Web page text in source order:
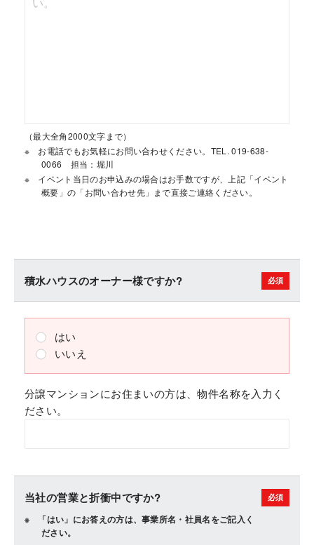
（最大全角2000文字まで）
お電話でもお気軽にお問い合わせください。TEL. 019-638-
0066 担当：堀川
イベント当日のお申込みの場合はお手数ですが、上記「イベント
概要」の「お問い合わせ先」まで直接ご連絡ください。
積水ハウスのオーナー様ですか?
はい
いいえ
分譲マンションにお住まいの方は、物件名称を入力く
ださい。
当社の営業と折衝中ですか?
「はい」にお答えの方は、事業所名・社員名をご記入く
ださい。